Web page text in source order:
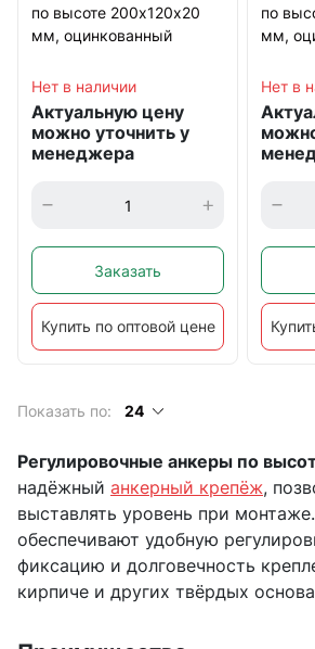
по высоте 200х120х20
мм, оцинкованный
Нет в наличии
Актуальную цену
можно уточнить у
менеджера
Заказать
Купить по оптовой цене
по
мм,
Нет в
Показать по: 24
Регулировочные анкеры по
надёжный анкерный крепёж,
выставлять уровень при
обеспечивают удобную
фиксацию и долговечность
кирпиче и других твёрдых